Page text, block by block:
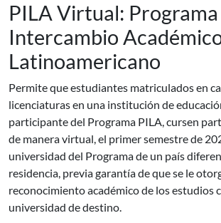
PILA Virtual: Programa
Intercambio
Latinoamericano
Permite que estudiantes matriculados en
licenciaturas en una institución de
participante del Programa PILA, cursen
de manera virtual, el primer semestre de
universidad del Programa de un país
residencia, previa garantía de que se le
reconocimiento académico de los estudios
universidad de destino.